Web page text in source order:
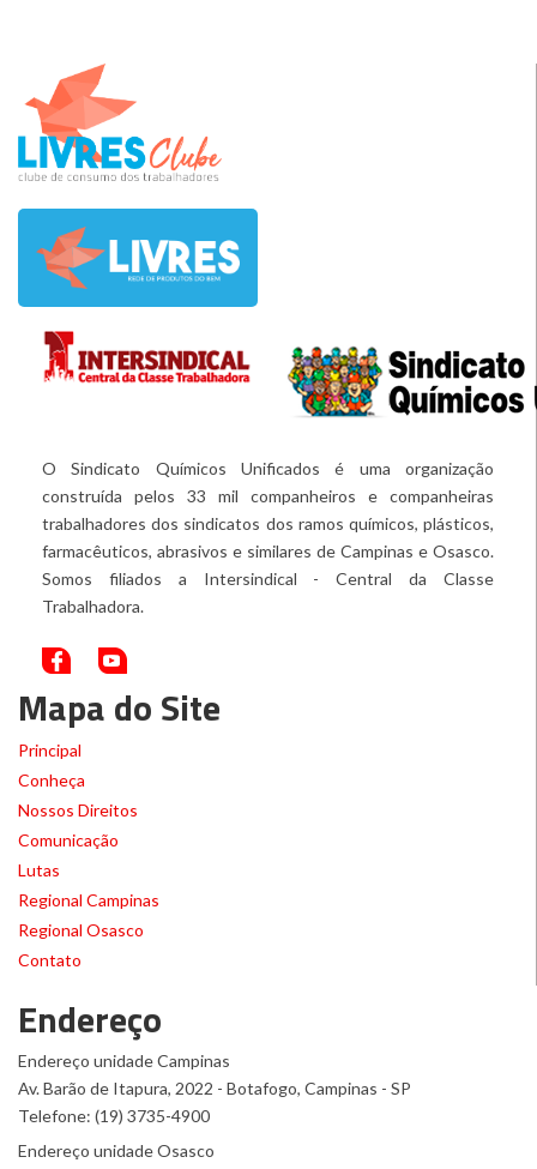
O Sindicato Químicos Unificados é uma organização
construída pelos 33 mil companheiros e companheiras
trabalhadores dos sindicatos dos ramos químicos, plásticos,
farmacêuticos, abrasivos e similares de Campinas e Osasco.
Somos filiados a Intersindical - Central da Classe
Trabalhadora.
Mapa do Site
Principal
Conheça
Nossos Direitos
Comunicação
Lutas
Regional Campinas
Regional Osasco
Contato
Endereço
Endereço unidade Campinas
Av. Barão de Itapura, 2022 - Botafogo, Campinas - SP
Telefone: (19) 3735-4900
Endereço unidade Osasco